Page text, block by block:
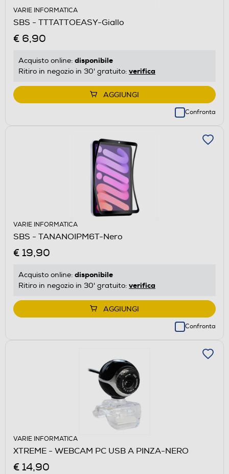
VARIE INFORMATICA
SBS - TTTATTOEASY-Giallo
€ 6,90
Acquisto online: disponibile
Ritiro in negozio in 30' gratuito: verifica
AGGIUNGI
Confronta
VARIE INFORMATICA
SBS - TANANOIPM6T-Nero
€ 19,90
Acquisto online: disponibile
Ritiro in negozio in 30' gratuito: verifica
AGGIUNGI
Confronta
VARIE INFORMATICA
XTREME - WEBCAM PC USB A PINZA-NERO
€ 14,90